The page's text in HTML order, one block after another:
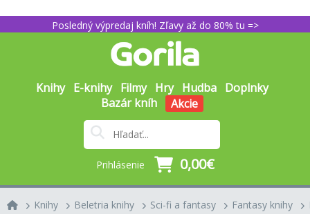
Posledný výpredaj kníh! Zľavy až do 80% tu =>
Knihy E-knihy Filmy Hry Hudba Doplnky
Bazár kníh
Akcie
Prihlásenie 0,00€
Knihy Beletria knihy Sci-fi a fantasy Fantasy knihy